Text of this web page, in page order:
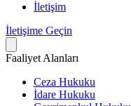
İletişim
İletişime Geçin
Faaliyet Alanları
Ceza Hukuku
İdare Hukuku